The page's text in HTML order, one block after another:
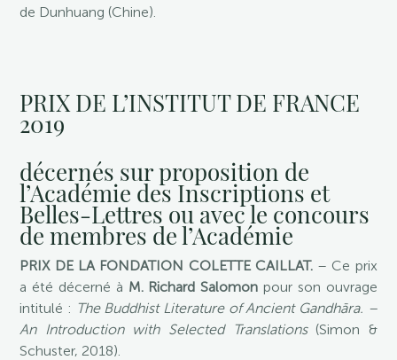
de Dunhuang (Chine).
PRIX DE L’INSTITUT DE FRANCE
2019
décernés sur proposition de
l’Académie des Inscriptions et
Belles-Lettres ou avec le concours
de membres de l’Académie
PRIX DE LA FONDATION COLETTE CAILLAT.– Ce prix
a été décerné à M. Richard Salomon pour son ouvrage
intitulé : The Buddhist Literature of Ancient Gandhāra. –
An Introduction with Selected Translations(Simon &
Schuster, 2018).